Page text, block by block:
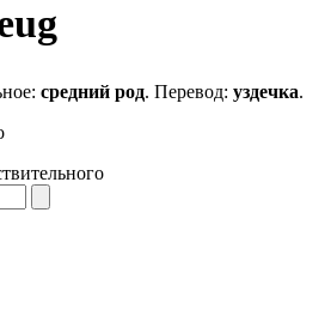
средний род. Перевод: уздечка.